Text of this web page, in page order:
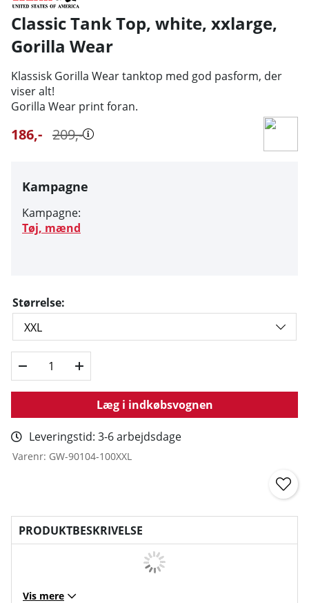
Classic Tank Top, white, xxlarge,
Gorilla Wear
Klassisk Gorilla Wear tanktop med god pasform, der
viser alt!
Gorilla Wear print foran.
209,-
186,-
Kampagne
Kampagne:
Tøj, mænd
Størrelse:
Læg i indkøbsvognen
Leveringstid: 3-6 arbejdsdage
Varenr: GW-90104-100XXL
PRODUKTBESKRIVELSE
Vis mere